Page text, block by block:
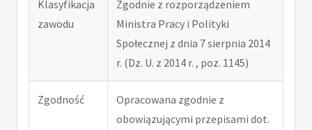
Klasyfikacja
zawodu
Zgodnie z rozporządzeniem
Ministra Pracy i Polityki
Społecznej z dnia 7 sierpnia 2014
r. (Dz. U. z 2014 r. , poz. 1145)
Zgodność
Opracowana zgodnie z
obowiązującymi przepisami dot.